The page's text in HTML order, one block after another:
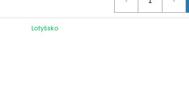
Lotyšsko